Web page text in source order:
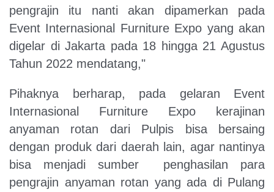
pengrajin itu nanti akan dipamerkan pada
Event Internasional Furniture Expo yang akan
digelar di Jakarta pada 18 hingga 21 Agustus
Tahun 2022 mendatang,"
Pihaknya berharap, pada gelaran Event
Internasional Furniture Expo kerajinan
anyaman rotan dari Pulpis bisa bersaing
dengan produk dari daerah lain, agar nantinya
bisa menjadi sumber penghasilan para
pengrajin anyaman rotan yang ada di Pulang